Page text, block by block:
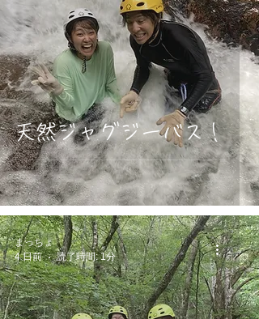
天然ジャグジーバス！
まっちょ
4 日前
読了時間: 1分